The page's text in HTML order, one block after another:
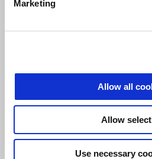
Marketing
Allow all
Allow
Use necessary